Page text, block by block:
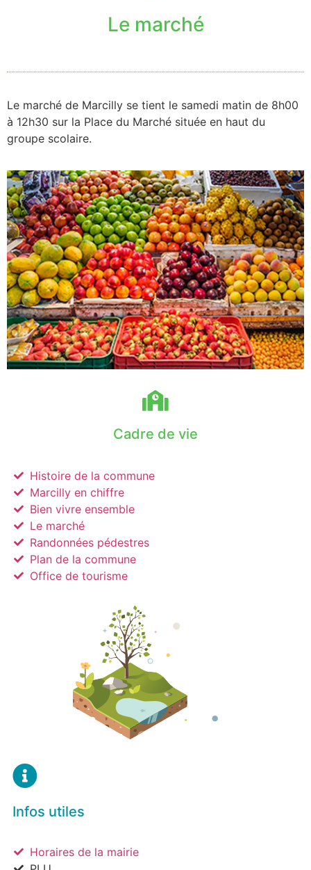
Le marché
Le marché de Marcilly se tient le samedi matin de 8h00
à 12h30 sur la Place du Marché située en haut du
groupe scolaire.
Cadre de vie
Histoire de la commune
Marcilly en chiffre
Bien vivre ensemble
Le marché
Randonnées pédestres
Plan de la commune
Office de tourisme
Infos utiles
Horaires de la mairie